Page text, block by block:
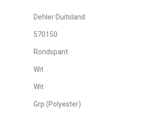
Dehler Duitsland
570150
Rondspant
Wit
Wit
Grp (Polyester)